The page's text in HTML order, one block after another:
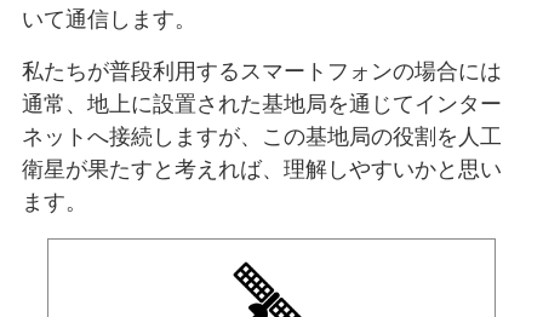
いて通信します。
私たちが普段利用するスマートフォンの場合には
通常、地上に設置された基地局を通じてインター
ネットへ接続しますが、この基地局の役割を人工
衛星が果たすと考えれば、理解しやすいかと思い
ます。